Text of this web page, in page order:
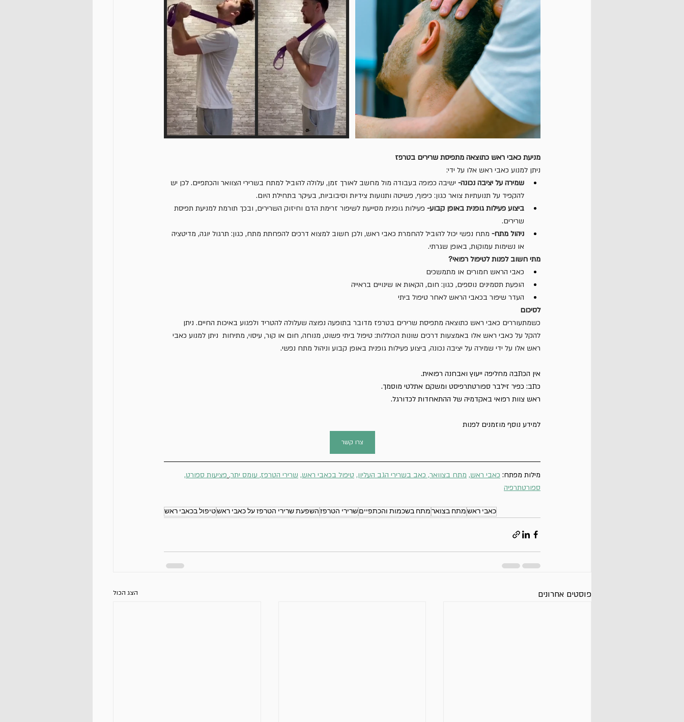
מניעת כאבי ראש כתוצאה מתפיסת שרירים בטרפז
ניתן למנוע כאבי ראש אלו על ידי:
שמירה על יציבה נכונה- ישיבה כפופה בעבודה מול מחשב לאורך זמן, עלולה להוביל למתח בשרירי הצוואר והכתפיים. לכן יש
להקפיד על תנועתיות צואר כגון: כיפוף, פשיטה ותנועות צידיות וסיבוביות, בעיקר בתחילת היום.
ביצוע פעילות גופנית באופן קבוע- פעילות גופנית מסייעת לשיפור זרימת הדם וחיזוק השרירים, ובכך תורמת למניעת תפיסת
שרירים.
ניהול מתח- מתח נפשי יכול להוביל להחמרת כאבי ראש, ולכן חשוב למצוא דרכים להפחתת מתח, כגון: תרגול יוגה, מדיטציה
או נשימות עמוקות, באופן שגרתי.
מתי חשוב לפנות לטיפול רפואי?
כאבי הראש חמורים או מתמשכים
הופעת תסמינים נוספים, כגון: חום, הקאות או שינויים בראייה
העדר שיפור בכאבי הראש לאחר טיפול ביתי
לסיכום
כשמתעוררים כאבי ראש כתוצאה מתפיסת שרירים בטרפז מדובר בתופעה נפוצה שעלולה להטריד ולפגוע באיכות החיים. ניתן
להקל על כאבי ראש אלו באמצעות דרכים שונות הכוללות: טיפול ביתי פשוט, מנוחה, חום או קור, עיסוי, מתיחות  ניתן למנוע כאבי
ראש אלו על ידי שמירה על יציבה נכונה, ביצוע פעילות גופנית באופן קבוע וניהול מתח נפשי.
אין הכתבה מחליפה ייעוץ ואבחנה רפואית.
כתב: כפיר זילבר ספורטתרפיסט ומשקם אתלטי מוסמך.
ראש צוות רפואי באקדמיה של ההתאחדות לכדורגל.
למידע נוסף מוזמנים לפנות
צרו קשר
מילות מפתח: כאבי ראש, מתח בצוואר, כאב בשרירי הגב העליון, טיפול בכאבי ראש, שרירי הטרפז, עומס יתר, פציעות ספורט,
ספורטתרפיה
כאבי ראשמתח בצוארמתח בשכמות והכתפייםשרירי הטרפזהשפעת שרירי הטרפז על כאבי ראשטיפול בכאבי ראש
פוסטים אחרונים הצג הכול